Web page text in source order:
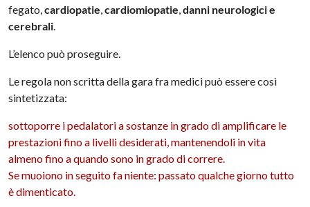
fegato,cardiopatie,cardiomiopatie,danni neurologici e
cerebrali.
L’elenco può proseguire.
Le regola non scritta della gara fra medici può essere così
sintetizzata:
sottoporre i pedalatori a sostanze in grado di amplificare le
prestazioni fino a livelli desiderati, mantenendoli in vita
almeno fino a quando sono in grado di correre.
Se muoiono in seguito fa niente: passato qualche giorno tutto
è dimenticato.